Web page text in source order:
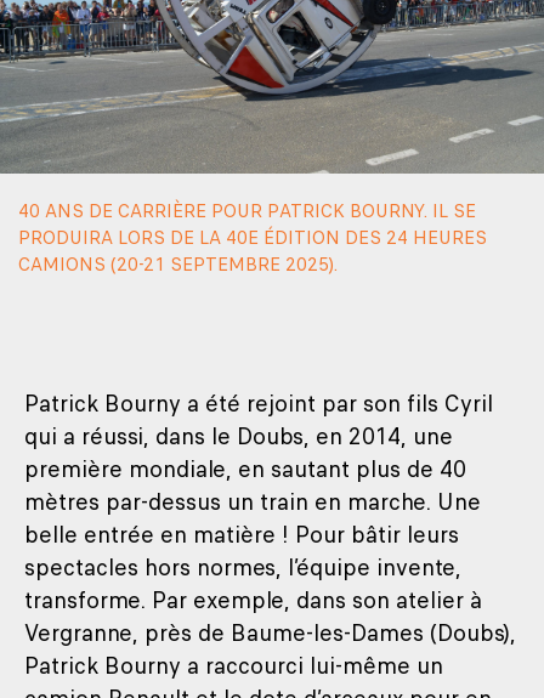
40 ANS DE CARRIÈRE POUR PATRICK BOURNY. IL SE
PRODUIRA LORS DE LA 40E ÉDITION DES 24 HEURES
CAMIONS (20-21 SEPTEMBRE 2025).
Patrick Bourny a été rejoint par son fils Cyril
qui a réussi, dans le Doubs, en 2014, une
première mondiale, en sautant plus de 40
mètres par-dessus un train en marche. Une
belle entrée en matière ! Pour bâtir leurs
spectacles hors normes, l’équipe invente,
transforme. Par exemple, dans son atelier à
Vergranne, près de Baume-les-Dames (Doubs),
Patrick Bourny a raccourci lui-même un